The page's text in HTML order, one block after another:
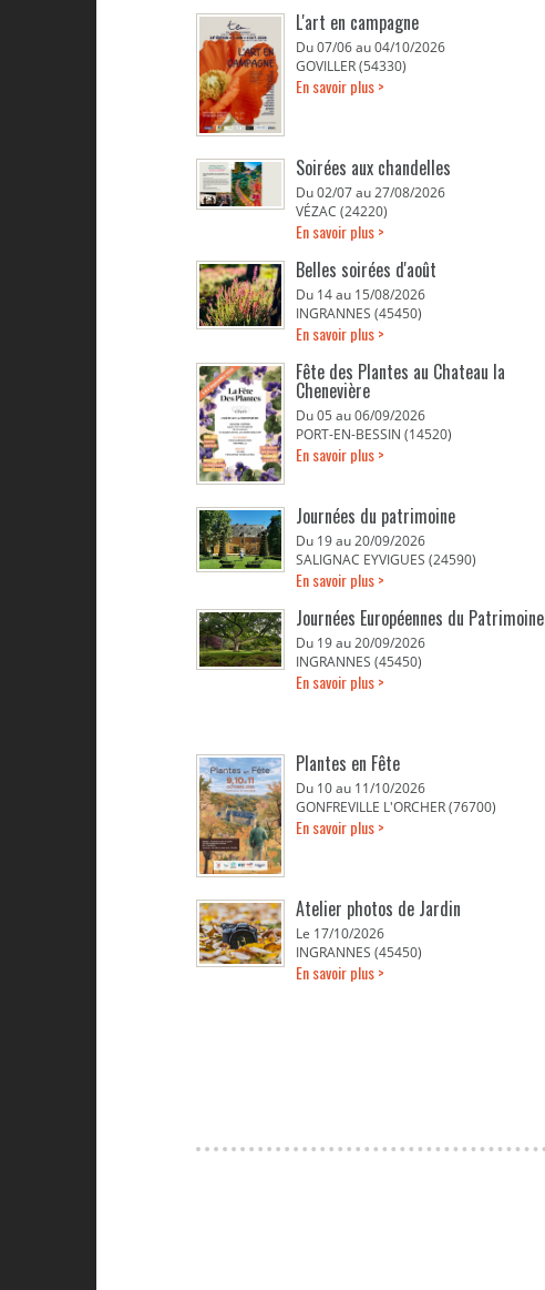
L'art en campagne
Du 07/06 au 04/10/2026
GOVILLER (54330)
En savoir plus >
Soirées aux chandelles
Du 02/07 au 27/08/2026
VÉZAC (24220)
En savoir plus >
Belles soirées d'août
Du 14 au 15/08/2026
INGRANNES (45450)
En savoir plus >
Fête des Plantes au Chateau la
Chenevière
Du 05 au 06/09/2026
PORT-EN-BESSIN (14520)
En savoir plus >
Journées du patrimoine
Du 19 au 20/09/2026
SALIGNAC EYVIGUES (24590)
En savoir plus >
Journées Européennes du Patrimoine
Du 19 au 20/09/2026
INGRANNES (45450)
En savoir plus >
Plantes en Fête
Du 10 au 11/10/2026
GONFREVILLE L'ORCHER (76700)
En savoir plus >
Atelier photos de Jardin
Le 17/10/2026
INGRANNES (45450)
En savoir plus >